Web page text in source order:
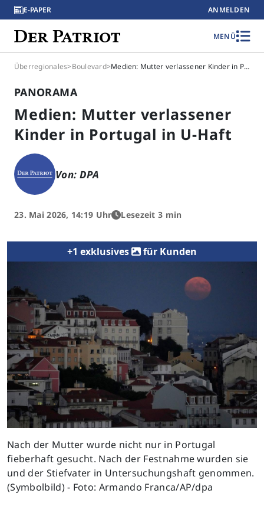
E-PAPER ANMELDEN
MENÜ
Überregionales>Boulevard> Medien: Mutter verlassener Kinder in Portugal in U-Haft
PANORAMA
Medien: Mutter verlassener
Kinder in Portugal in U-Haft
Von: DPA
23. Mai 2026, 14:19 Uhr Lesezeit 3 min
+1 exklusives für Kunden
Nach der Mutter wurde nicht nur in Portugal
fieberhaft gesucht. Nach der Festnahme wurden sie
und der Stiefvater in Untersuchungshaft genommen.
(Symbolbild) - Foto: Armando Franca/AP/dpa
Previous Next